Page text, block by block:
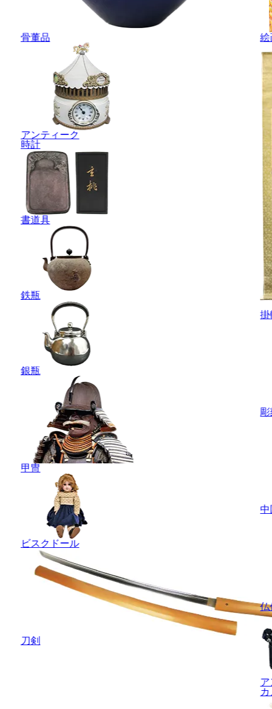
骨董品
アンティーク
時計
書道具
鉄瓶
銀瓶
甲冑
ビスクドール
刀剣
絵
掛
彫
中
仏
ア